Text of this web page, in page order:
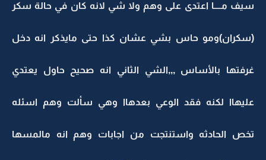
سيف مــــا اعتدى على وهم ولا شي لانه كان في حالة سكر
(سكران)ومو حاس بشي عشان كذا حتى مايذكر انه دخل
غرفتها بالأساس ,,,الشي الثاني انه صحيح حاول يعتدي
عليهاا لكنه فقد الوعي بعدهاا وهي سألت وهم اسئله
تخص الحادثه واستنتجت من اجابات وهم انه مالمسها